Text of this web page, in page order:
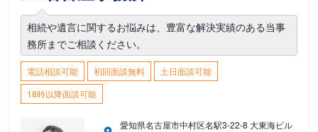
相続や遺言に関するお悩みは、豊富な解決実績のある当事
務所までご相談ください。
電話相談可能 初回面談無料
土日面談可能
18時以降面談可能
愛知県名古屋市中村区名駅3-22-8 大東海ビル